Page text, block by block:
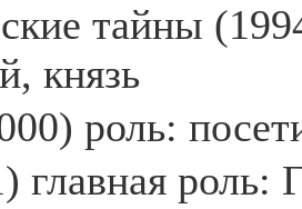
тайны
князь
роль:
главная роль: